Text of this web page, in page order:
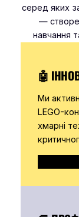
серед яких
—
навчання
🤖
Ми
LEGO-
хмарні